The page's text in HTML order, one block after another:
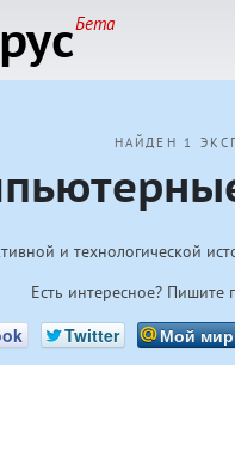
Бета
НАЙДЕН 1
и технологической
Есть интересное? Пишите
Twitter Мой мир